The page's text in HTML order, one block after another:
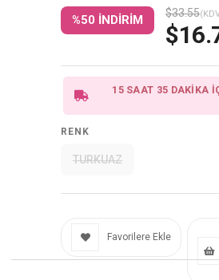
%50 İNDIRIM $33.55
15 SAAT 35 DAKİKA
RENK
TURKUAZ
Favorilere Ekle